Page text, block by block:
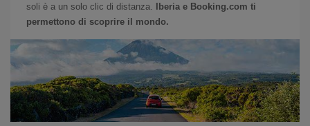
soli è a un solo clic di distanza.
Iberia e Booking.com ti
permettono di scoprire il mondo.